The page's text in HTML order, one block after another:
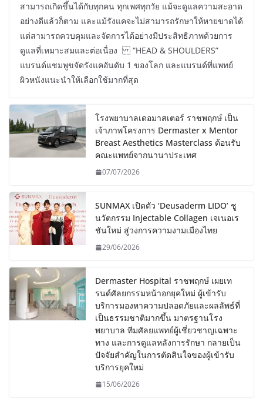
สามารถเกิดขึ้นได้กับทุกคน ทุกเพศทุกวัย แม้จะดูแลความสะอาด
อย่างดีแล้วก็ตาม และแม้รังแคจะไม่สามารถรักษาให้หายขาดได้
แต่สามารถควบคุมและจัดการได้อย่างมีประสิทธิภาพด้วยการ
ดูแลที่เหมาะสมและต่อเนื่อง “HEAD & SHOULDERS”
แบรนด์แชมพูขจัดรังแคอันดับ 1 ของโลก และแบรนด์ที่แพทย์
ผิวหนังแนะนำให้เลือกใช้มากที่สุด
โรงพยาบาลเดอมาสเตอร์ ราชพฤกษ์ เป็น
เจ้าภาพโครงการ Dermaster x Mentor
Breast Aesthetics Masterclass ต้อนรับ
คณะแพทย์จากนานาประเทศ
07/07/2026
SUNMAX เปิดตัว ‘Deusaderm LIDO’ ชู
นวัตกรรม Injectable Collagen เจเนอเร
ชันใหม่ สู่วงการความงามเมืองไทย
29/06/2026
Dermaster Hospital ราชพฤกษ์ เผยเท
รนด์ศัลยกรรมหน้าอกยุคใหม่ ผู้เข้ารับ
บริการมองหาความปลอดภัยและผลลัพธ์ที่
เป็นธรรมชาติมากขึ้น มาตรฐานโรง
พยาบาล ทีมศัลยแพทย์ผู้เชี่ยวชาญเฉพาะ
ทาง และการดูแลหลังการรักษา กลายเป็น
ปัจจัยสำคัญในการตัดสินใจของผู้เข้ารับ
บริการยุคใหม่
15/06/2026